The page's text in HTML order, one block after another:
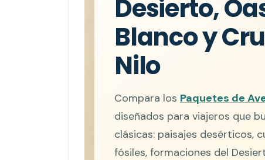
Desierto,
Blanco y
Nilo
Compara los Paquetes de
diseñados para viajeros que
clásicas: paisajes desérticos,
fósiles, formaciones del